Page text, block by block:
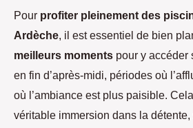
Pour profiter pleinement des
Ardèche, il est essentiel de bien
meilleurs moments pour y accéder
en fin d’après-midi, périodes où
où l’ambiance est plus paisible.
véritable immersion dans la